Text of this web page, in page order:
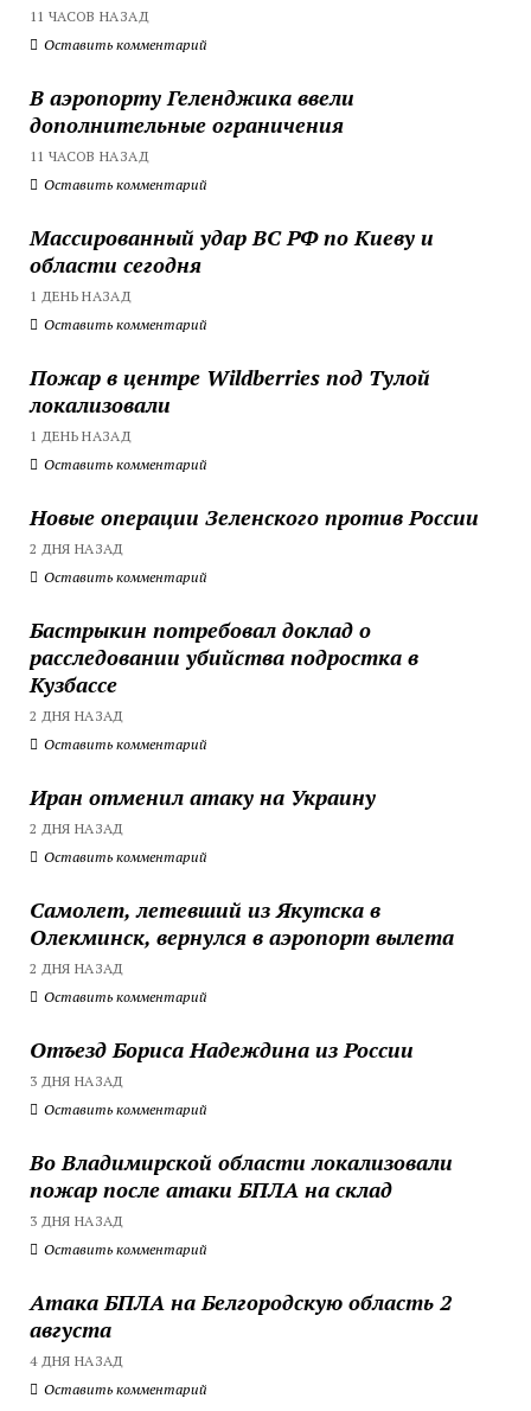
11 ЧАСОВ НАЗАД
Оставить комментарий
В аэропорту Геленджика ввели
дополнительные ограничения
11 ЧАСОВ НАЗАД
Оставить комментарий
Массированный удар ВС РФ по Киеву и
области сегодня
1 ДЕНЬ НАЗАД
Оставить комментарий
Пожар в центре Wildberries под Тулой
локализовали
1 ДЕНЬ НАЗАД
Оставить комментарий
Новые операции Зеленского против России
2 ДНЯ НАЗАД
Оставить комментарий
Бастрыкин потребовал доклад о
расследовании убийства подростка в
Кузбассе
2 ДНЯ НАЗАД
Оставить комментарий
Иран отменил атаку на Украину
2 ДНЯ НАЗАД
Оставить комментарий
Самолет, летевший из Якутска в
Олекминск, вернулся в аэропорт вылета
2 ДНЯ НАЗАД
Оставить комментарий
Отъезд Бориса Надеждина из России
3 ДНЯ НАЗАД
Оставить комментарий
Во Владимирской области локализовали
пожар после атаки БПЛА на склад
3 ДНЯ НАЗАД
Оставить комментарий
Атака БПЛА на Белгородскую область 2
августа
4 ДНЯ НАЗАД
Оставить комментарий